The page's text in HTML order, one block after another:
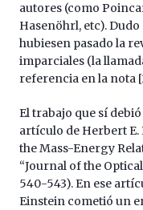
autores (como
Hasenöhrl, etc).
hubiesen pasado la
imparciales (la
referencia en la nota
El trabajo que sí
artículo de Herbert
the Mass-Energy
“Journal of the
540-543). En ese
Einstein cometió un